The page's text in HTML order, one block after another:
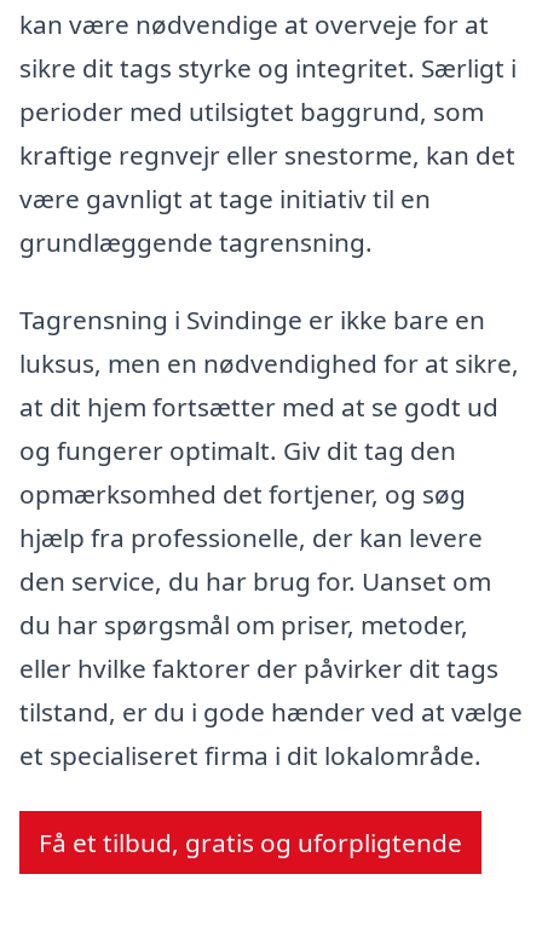
kan være nødvendige at overveje for at
sikre dit tags styrke og integritet. Særligt i
perioder med utilsigtet baggrund, som
kraftige regnvejr eller snestorme, kan det
være gavnligt at tage initiativ til en
grundlæggende tagrensning.
Tagrensning i Svindinge er ikke bare en
luksus, men en nødvendighed for at sikre,
at dit hjem fortsætter med at se godt ud
og fungerer optimalt. Giv dit tag den
opmærksomhed det fortjener, og søg
hjælp fra professionelle, der kan levere
den service, du har brug for. Uanset om
du har spørgsmål om priser, metoder,
eller hvilke faktorer der påvirker dit tags
tilstand, er du i gode hænder ved at vælge
et specialiseret firma i dit lokalområde.
Få et tilbud, gratis og uforpligtende